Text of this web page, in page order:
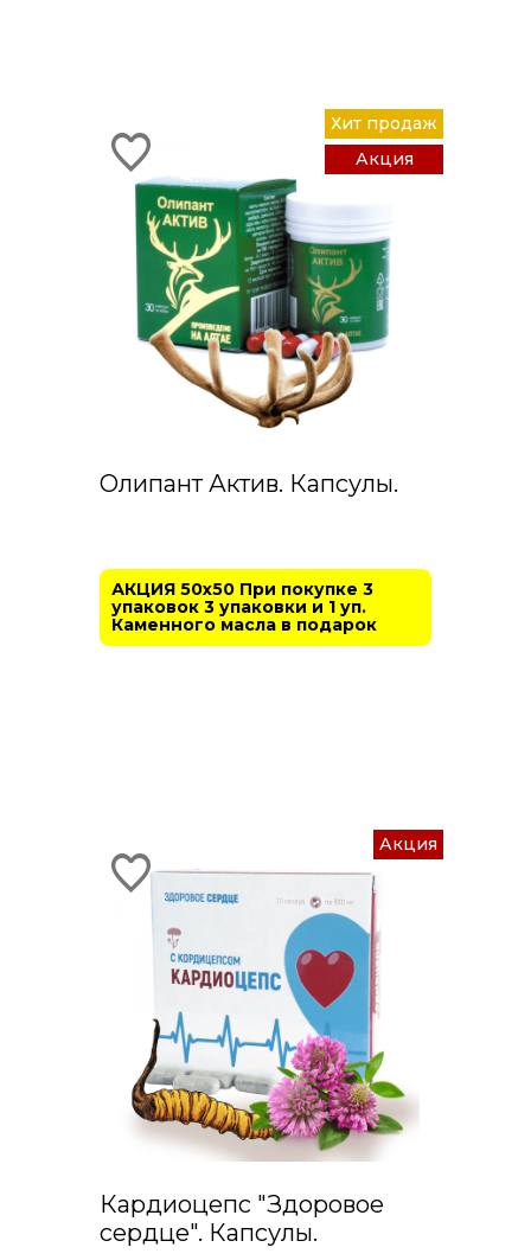
Хит продаж
Акция
Олипант Актив. Капсулы.
АКЦИЯ 50х50 При покупке 3
упаковок 3 упаковки и 1 уп.
Каменного масла в подарок
Акция
Кардиоцепс "Здоровое
сердце". Капсулы.